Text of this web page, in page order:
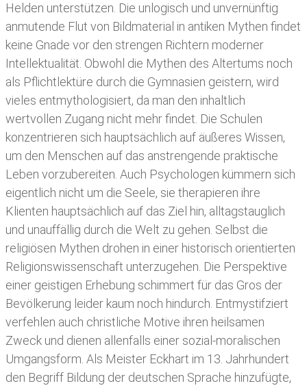
Helden unterstützen. Die unlogisch und unvernünftig
anmutende Flut von Bildmaterial in antiken Mythen findet
keine Gnade vor den strengen Richtern moderner
Intellektualität. Obwohl die Mythen des Altertums noch
als Pflichtlektüre durch die Gymnasien geistern, wird
vieles entmythologisiert, da man den inhaltlich
wertvollen Zugang nicht mehr findet. Die Schulen
konzentrieren sich hauptsächlich auf äußeres Wissen,
um den Menschen auf das anstrengende praktische
Leben vorzubereiten. Auch Psychologen kümmern sich
eigentlich nicht um die Seele, sie therapieren ihre
Klienten hauptsächlich auf das Ziel hin, alltagstauglich
und unauffällig durch die Welt zu gehen. Selbst die
religiösen Mythen drohen in einer historisch orientierten
Religionswissenschaft unterzugehen. Die Perspektive
einer geistigen Erhebung schimmert für das Gros der
Bevölkerung leider kaum noch hindurch. Entmystifziert
verfehlen auch christliche Motive ihren heilsamen
Zweck und dienen allenfalls einer sozial-moralischen
Umgangsform. Als Meister Eckhart im 13. Jahrhundert
den Begriff Bildung der deutschen Sprache hinzufügte,